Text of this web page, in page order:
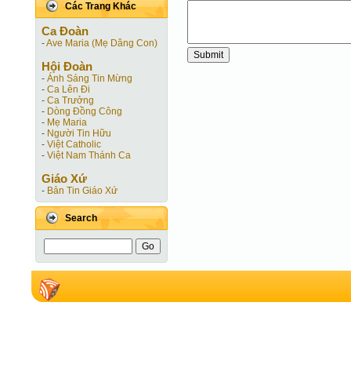
Các Trang Khác
Ca Ðoàn
-Ave Maria (Mẹ Dâng Con)
Hội Ðoàn
- Ánh Sáng Tin Mừng
- Ca Lên Đi
- Ca Trưởng
- Dòng Đồng Công
- Mẹ Maria
- Người Tin Hữu
- Việt Catholic
- Việt Nam Thánh Ca
Giáo Xứ
- Bản Tin Giáo Xứ
Search